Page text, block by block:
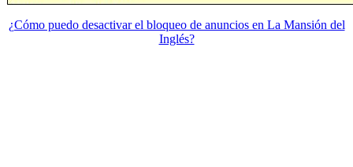
¿Cómo puedo desactivar el bloqueo de anuncios en La Mansión del
Inglés?